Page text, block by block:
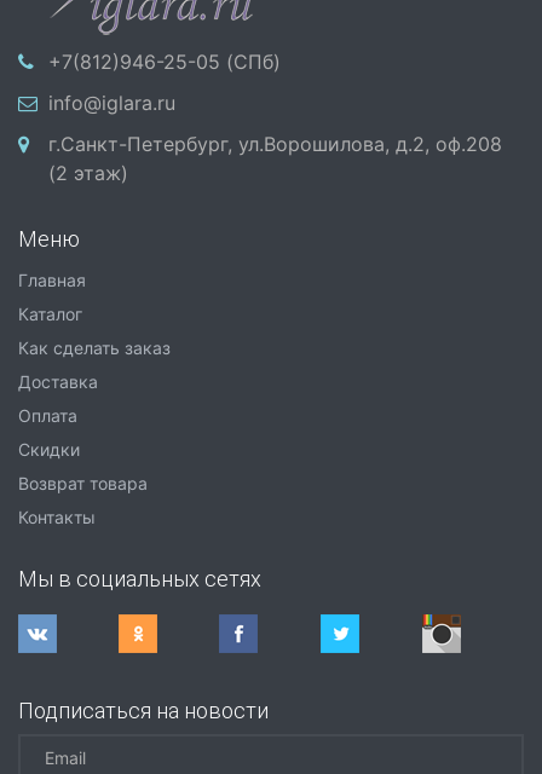
+7(812)946-25-05 (СПб)
info@iglara.ru
г.Санкт-Петербург, ул.Ворошилова, д.2, оф.208
(2 этаж)
Меню
Главная
Каталог
Как сделать заказ
Доставка
Оплата
Скидки
Возврат товара
Контакты
Мы в социальных сетях
Подписаться на новости